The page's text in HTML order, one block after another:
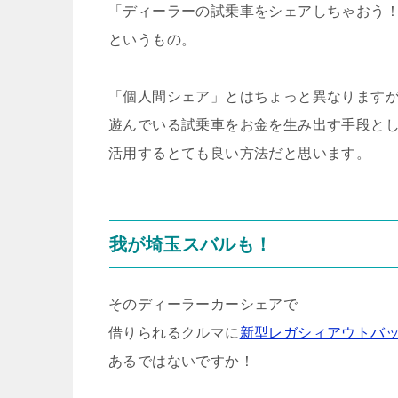
「ディーラーの試乗車をシェアしちゃおう！
というもの。
「個人間シェア」とはちょっと異なりますが
遊んでいる試乗車をお金を生み出す手段と
活用するとても良い方法だと思います。
我が埼玉スバルも！
そのディーラーカーシェアで
借りられるクルマに新型レガシィアウトバ
あるではないですか！